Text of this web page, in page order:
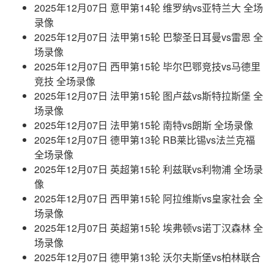
2025年12月07日 意甲第14轮 维罗纳vs亚特兰大 全场
录像
2025年12月07日 法甲第15轮 巴黎圣日耳曼vs雷恩 全
场录像
2025年12月07日 西甲第15轮 毕尔巴鄂竞技vs马德里
竞技 全场录像
2025年12月07日 法甲第15轮 图卢兹vs斯特拉斯堡 全
场录像
2025年12月07日 法甲第15轮 南特vs朗斯 全场录像
2025年12月07日 德甲第13轮 RB莱比锡vs法兰克福
全场录像
2025年12月07日 英超第15轮 利兹联vs利物浦 全场录
像
2025年12月07日 西甲第15轮 阿拉维斯vs皇家社会 全
场录像
2025年12月07日 英超第15轮 埃弗顿vs诺丁汉森林 全
场录像
2025年12月07日 德甲第13轮 沃尔夫斯堡vs柏林联合